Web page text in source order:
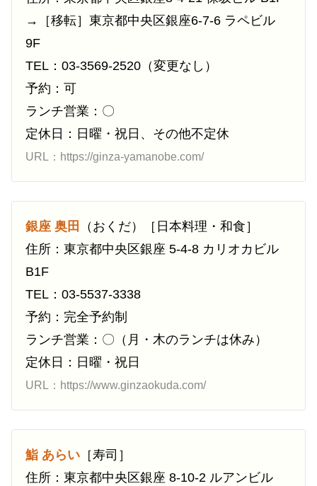
→［移転］東京都中央区銀座6-7-6 ラペビル
9F
TEL：03-3569-2520（変更なし）
予約：可
ランチ営業：〇
定休日：日曜・祝日、その他不定休
URL：https://ginza-yamanobe.com/
銀座 奥田
（おくだ）［日本料理・和食］
住所：東京都中央区銀座 5-4-8 カリオカビル
B1F
TEL：03-5537-3338
予約：完全予約制
ランチ営業：〇（月・木のランチは休み）
定休日：日曜・祝日
URL：https://www.ginzaokuda.com/
鮨 あらい ［寿司］
住所：東京都中央区銀座 8-10-2 ルアンビル